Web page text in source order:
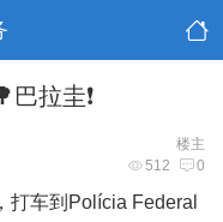
拉圭❗️
楼主
512 0
打车到Polícia Federal